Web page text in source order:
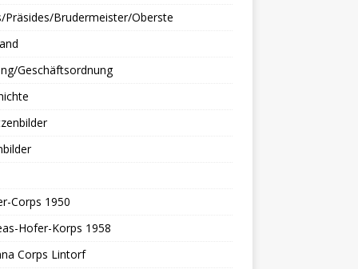
Präsides/Brudermeister/Oberste
Geschäftsordnung
Corps 1950
Hofer-Korps 1958
Corps Lintorf